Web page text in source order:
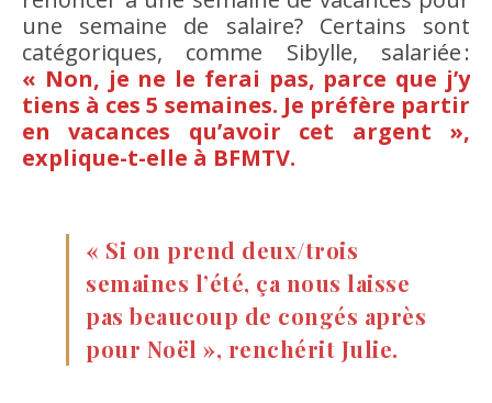
une semaine de salaire? Certains sont
catégoriques, comme Sibylle, salariée :
« Non, je ne le ferai pas, parce que j’y
tiens à ces 5 semaines. Je préfère partir
en vacances qu’avoir cet argent »,
explique-t-elle à BFMTV.
« Si on prend deux/trois
semaines l’été, ça nous laisse
pas beaucoup de congés après
pour Noël », renchérit Julie.